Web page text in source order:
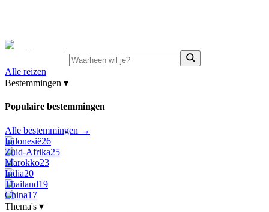
Alle reizen
Bestemmingen ▾
Populaire bestemmingen
Alle bestemmingen →
Indonesië26
Zuid-Afrika25
Marokko23
India20
Thailand19
China17
Thema's ▾